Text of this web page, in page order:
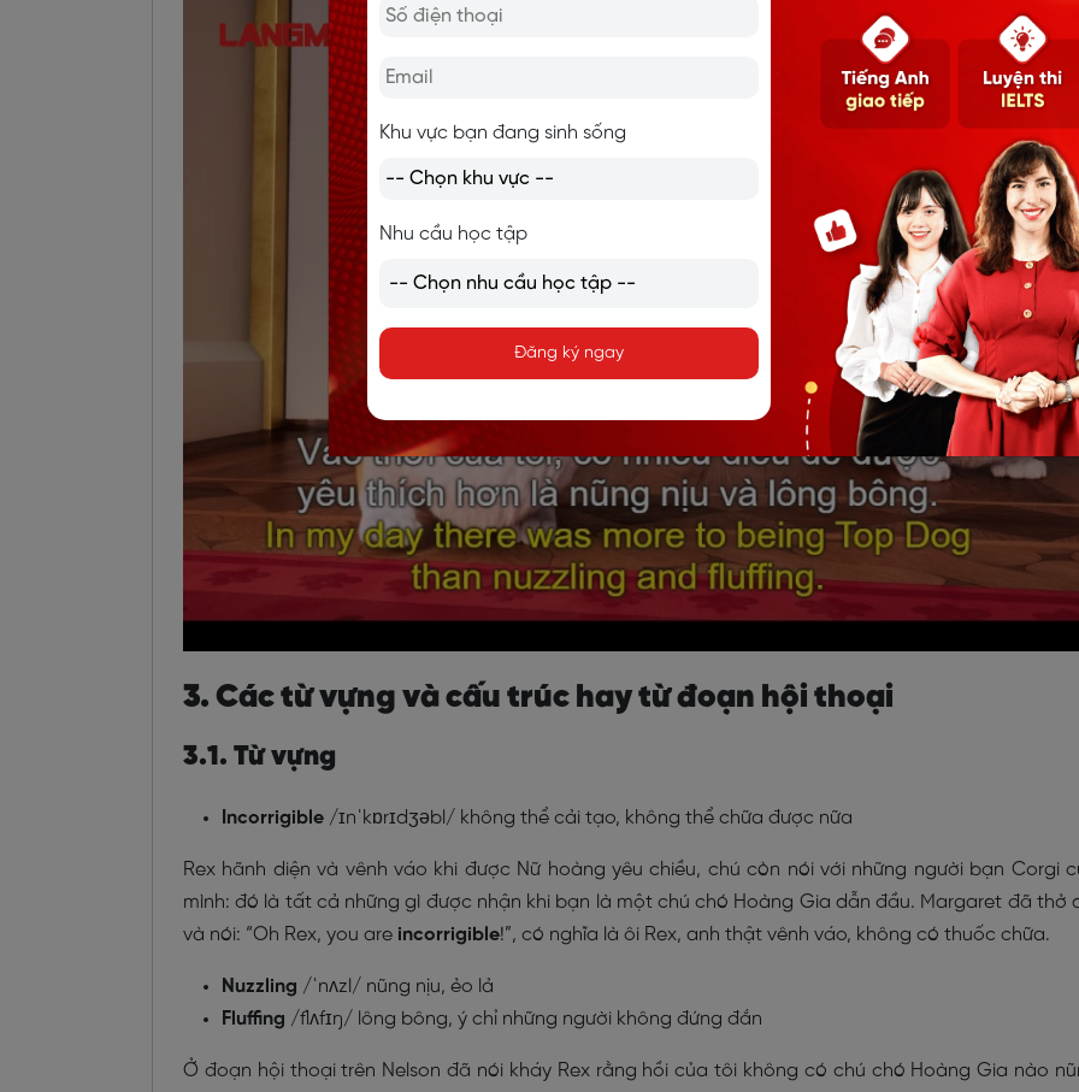
3. Các từ vựng và cấu trúc hay từ đoạn hội thoại
3.1. Từ vựng
Incorrigible /ɪnˈkɒrɪdʒəbl/ không thể cải tạo, không thể chữa được nữa
Rex hãnh diện và vênh váo khi được Nữ hoàng yêu chiều, chú còn nói với những người bạn Corgi
mình: đó là tất cả những gì được nhận khi bạn là một chú chó Hoàng Gia dẫn đầu. Margaret đã thở
và nói: “Oh Rex, you are incorrigible!”, có nghĩa là ôi Rex, anh thật vênh váo, không có thuốc chữa.
Nuzzling /ˈnʌzl/ nũng nịu, ẻo lả
Fluffing /flʌfɪŋ/ lông bông, ý chỉ những người không đứng đắn
Ở đoạn hội thoại trên Nelson đã nói kháy Rex rằng hồi của tôi không có chú chó Hoàng Gia nào
Khu vực bạn đang sinh sống
Nhu cầu học tập
Đăng ký ngay